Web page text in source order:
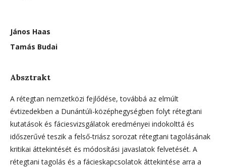
János Haas
Tamás Budai
Absztrakt
A rétegtan nemzetközi fejlődése, továbbá az elmúlt
évtizedekben a Dunántúli-középhegységben folyt rétegtani
kutatások és fáciesvizsgálatok eredményei indokolttá és
időszerűvé teszik a felső-triász sorozat rétegtani tagolásának
kritikai áttekintését és módosítási javaslatok felvetését. A
rétegtani tagolás és a fácieskapcsolatok áttekintése arra a